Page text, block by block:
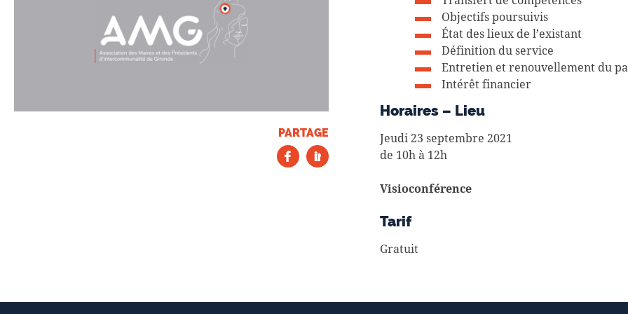
PARTAGE
Objectifs poursuivis
État des lieux de l’existant
Définition du service
Entretien et renouvellement du
Intérêt financier
Horaires – Lieu
Jeudi 23 septembre 2021
de 10h à 12h
Visioconférence
Tarif
Gratuit